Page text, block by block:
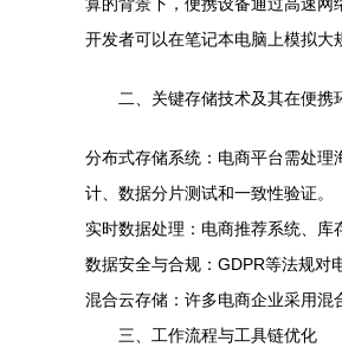
开发者可以在笔记本电脑上模拟大
二、关键存储技术及其在便携
分布式存储系统：电商平台需处
计、数据分片测试和一致性验证。
实时数据处理：电商推荐系统、库
数据安全与合规：GDPR等法规对
混合云存储：许多电商企业采用混
三、工作流程与工具链优化